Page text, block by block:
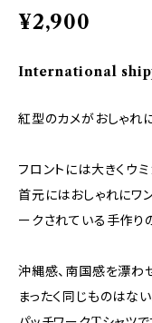
¥2,900
International
紅型のカメがおしゃれ
フロントには大きくウミ
首元にはおしゃれにワ
ークされている手作り
沖縄感、南国感を漂わ
まったく同じものはな